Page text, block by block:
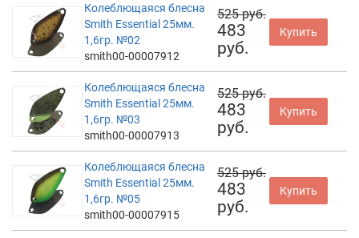
Колеблющаяся блесна
Smith Essential 25мм.
1,6гр. №02
smith00-00007912
525 руб.
483
руб.
Купить
Колеблющаяся блесна
Smith Essential 25мм.
1,6гр. №03
smith00-00007913
525 руб.
483
руб.
Купить
Колеблющаяся блесна
Smith Essential 25мм.
1,6гр. №05
smith00-00007915
525 руб.
483
руб.
Купить